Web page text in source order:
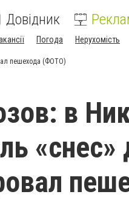
Довідник
Погода Нерухомість
пешехода (ФОТО)
в